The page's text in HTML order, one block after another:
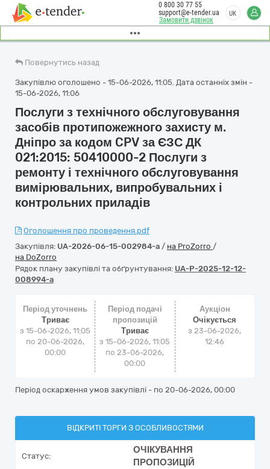
Замовити дзвінок
0 800 30 77 55
support@e-tender.ua
UK
Повернутись назад
Закупівлю оголошено - 15-06-2026, 11:05. Дата останніх змін -
15-06-2026, 11:06
Послуги з технічного обслуговування
засобів протипожежного захисту м.
Дніпро за кодом CPV за ЄЗС ДК
021:2015: 50410000-2 Послуги з
ремонту і технічного обслуговування
вимірювальних, випробувальних і
контрольних приладів
Оголошення про проведення.pdf
Закупівля: UA-2026-06-15-002984-a / на ProZorro /
на DoZorro
Рядок плану закупівлі та обґрунтування: UA-P-2025-12-12-
008994-a
Період уточнень
Триває
з 15-06-2026, 11:05
по 20-06-2026,
00:00
Період подачі
пропозицій
Триває
з 15-06-2026, 11:05
по 23-06-2026,
00:00
Аукціон
Очікується
з23-06-2026,
12:46
Період оскарження умов закупівлі - по 20-06-2026, 00:00
ВІДКРИТІ ТОРГИ З ОСОБЛИВОСТЯМИ
Статус:
ОЧІКУВАННЯ
ПРОПОЗИЦІЙ